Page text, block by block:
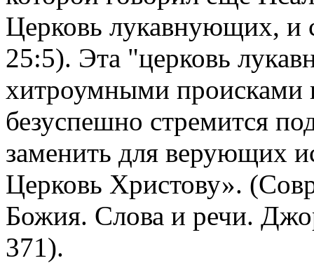
Церковь лукавнующих, и
25:5). Эта "церковь
хитроумными происками
безуспешно стремится
заменить для верующих
Церковь Христову».
Божия. Слова и речи.
371).